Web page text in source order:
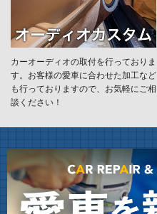
カーオーディオの取付を行っておりま
す。お客様の愛車に合わせた加工など
も行っておりますので、お気軽にご相
談ください！